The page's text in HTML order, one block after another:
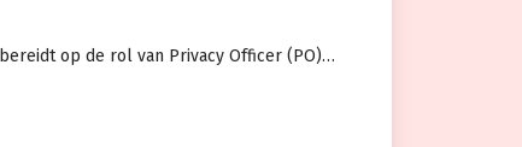
op de rol van Privacy Officer (PO)…